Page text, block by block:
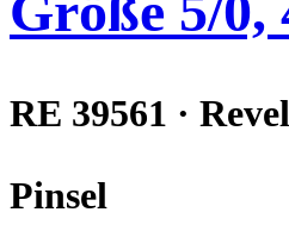
RE 39561 ·
Pinsel